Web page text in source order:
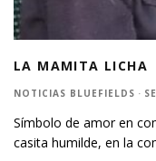
LA MAMITA LICHA
NOTICIAS BLUEFIELDS ·
Símbolo de amor en
casita humilde, en la